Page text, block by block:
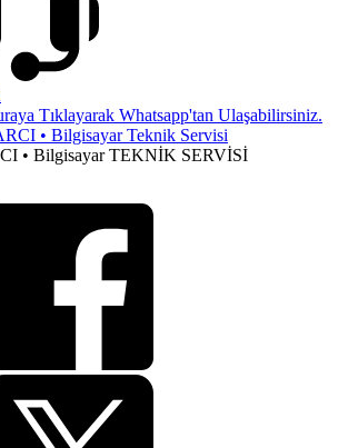
Tıklayarak Whatsapp'tan Ulaşabilirsiniz.
• Bilgisayar TEKNİK SERVİSİ